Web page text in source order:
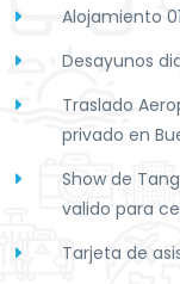
Alojamiento
Desayunos
Traslado
privado en
Show de
valido para
Tarjeta de